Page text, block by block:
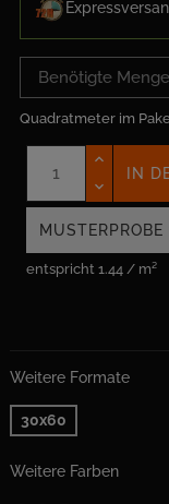
Quadratmeter im
entspricht 1.44 / m²
IN
MUSTERPROBE
Weitere Formate
30x60
Weitere Farben